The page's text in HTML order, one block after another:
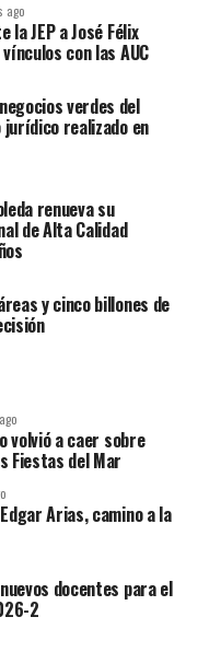
ago
la JEP a José Félix
con las AUC
verdes del
jurídico realizado en
renueva su
de Alta Calidad
y cinco billones de
volvió a caer sobre
Fiestas del Mar
Arias, camino a la
docentes para el
2